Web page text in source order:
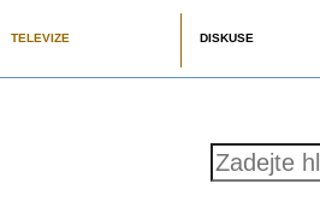
TELEVIZE DISKUSE